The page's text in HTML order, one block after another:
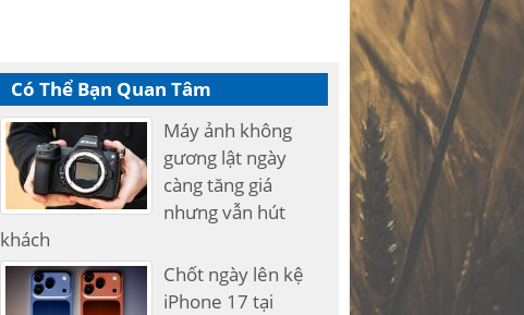
Có Thể Bạn Quan Tâm
Máy ảnh không
gương lật ngày
càng tăng giá
nhưng vẫn hút
khách
Chốt ngày lên kệ
iPhone 17 tại